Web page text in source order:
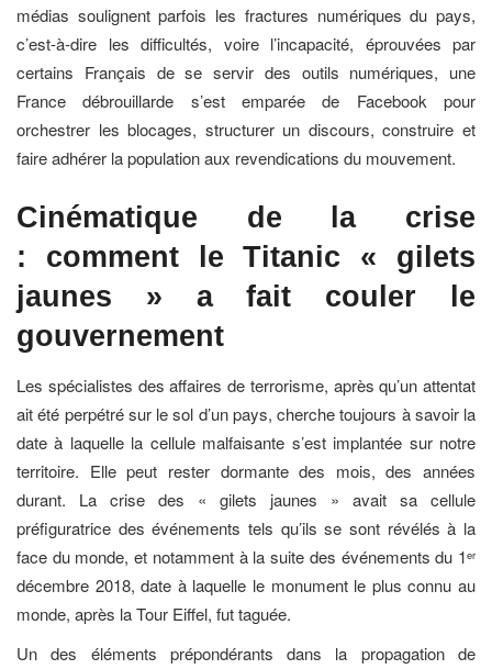
médias soulignent parfois les fractures numériques du pays,
c’est-à-dire les difficultés, voire l’incapacité, éprouvées par
certains Français de se servir des outils numériques, une
France débrouillarde s’est emparée de Facebook pour
orchestrer les blocages, structurer un discours, construire et
faire adhérer la population aux revendications du mouvement.
Cinématique de la crise
: comment le Titanic « gilets
jaunes » a fait couler le
gouvernement
Les spécialistes des affaires de terrorisme, après qu’un attentat
ait été perpétré sur le sol d’un pays, cherche toujours à savoir la
date à laquelle la cellule malfaisante s’est implantée sur notre
territoire. Elle peut rester dormante des mois, des années
durant. La crise des « gilets jaunes » avait sa cellule
préfiguratrice des événements tels qu’ils se sont révélés à la
face du monde, et notamment à la suite des événements du 1er
décembre 2018, date à laquelle le monument le plus connu au
monde, après la Tour Eiffel, fut taguée.
Un des éléments prépondérants dans la propagation de